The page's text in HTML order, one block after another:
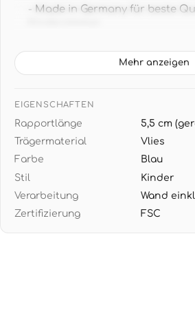
- Made in Germany für beste
5,5 cm Rapport mit geradem
beruhigendem Hellblau und
EINFACHE VERARBEITUNG:
restlos trocken abziehbar -
Mehr anzeigen
EIGENSCHAFTEN
Rapportlänge
5,5 cm
Trägermaterial
Vlies
Farbe
Blau
Stil
Kinder
Verarbeitung
Wand
Zertifizierung
FSC